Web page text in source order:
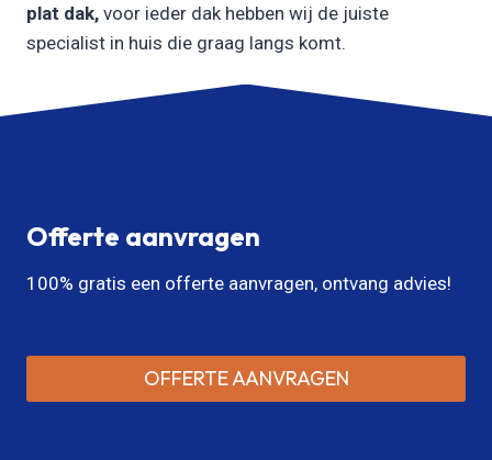
plat dak, voor ieder dak hebben wij de juiste
specialist in huis die graag langs komt.
Offerte aanvragen
100% gratis een offerte aanvragen, ontvang advies!
OFFERTE AANVRAGEN